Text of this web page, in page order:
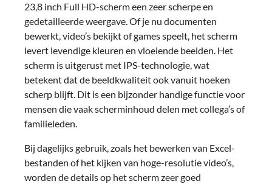
23,8 inch Full HD-scherm een zeer scherpe en
gedetailleerde weergave. Of je nu documenten
bewerkt, video’s bekijkt of games speelt, het scherm
levert levendige kleuren en vloeiende beelden. Het
scherm is uitgerust met IPS-technologie, wat
betekent dat de beeldkwaliteit ook vanuit hoeken
scherp blijft. Dit is een bijzonder handige functie voor
mensen die vaak scherminhoud delen met collega’s of
familieleden.
Bij dagelijks gebruik, zoals het bewerken van Excel-
bestanden of het kijken van hoge-resolutie video’s,
worden de details op het scherm zeer goed